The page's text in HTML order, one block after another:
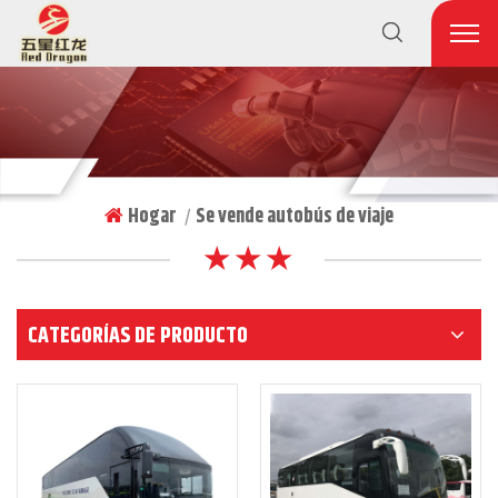
Hogar | Se vende autobús de viaje
★ ★ ★
CATEGORÍAS DE PRODUCTO